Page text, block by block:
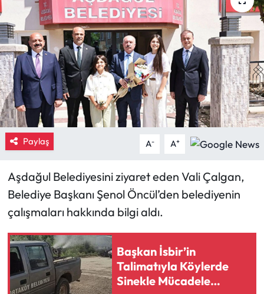
Paylaş A- A+
Aşdağul Belediyesini ziyaret eden Vali Çalgan,
Belediye Başkanı Şenol Öncül’den belediyenin
çalışmaları hakkında bilgi aldı.
Başkan İsbir’in
Talimatıyla Köylerde
Sinekle Mücadele
Dodurga Haberleri
Eğitim
Ekonomi
Güncel
İskilip Haberleri
Kargı Haberleri
Kimdir?
Kültür Sanat
Laçin Haberleri
Haber Arşivi